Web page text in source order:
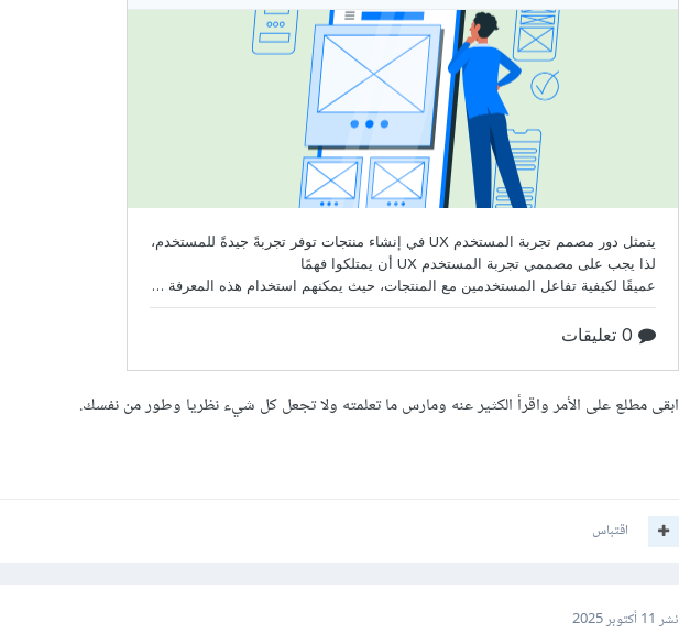
ابقى مطلع على الأمر واقرأ الكثير عنه ومارس ما تعلمته ولا تجعل كل شيء نظريا وطور من نفسك.
اقتباس
نشر 11 أكتوبر 2025